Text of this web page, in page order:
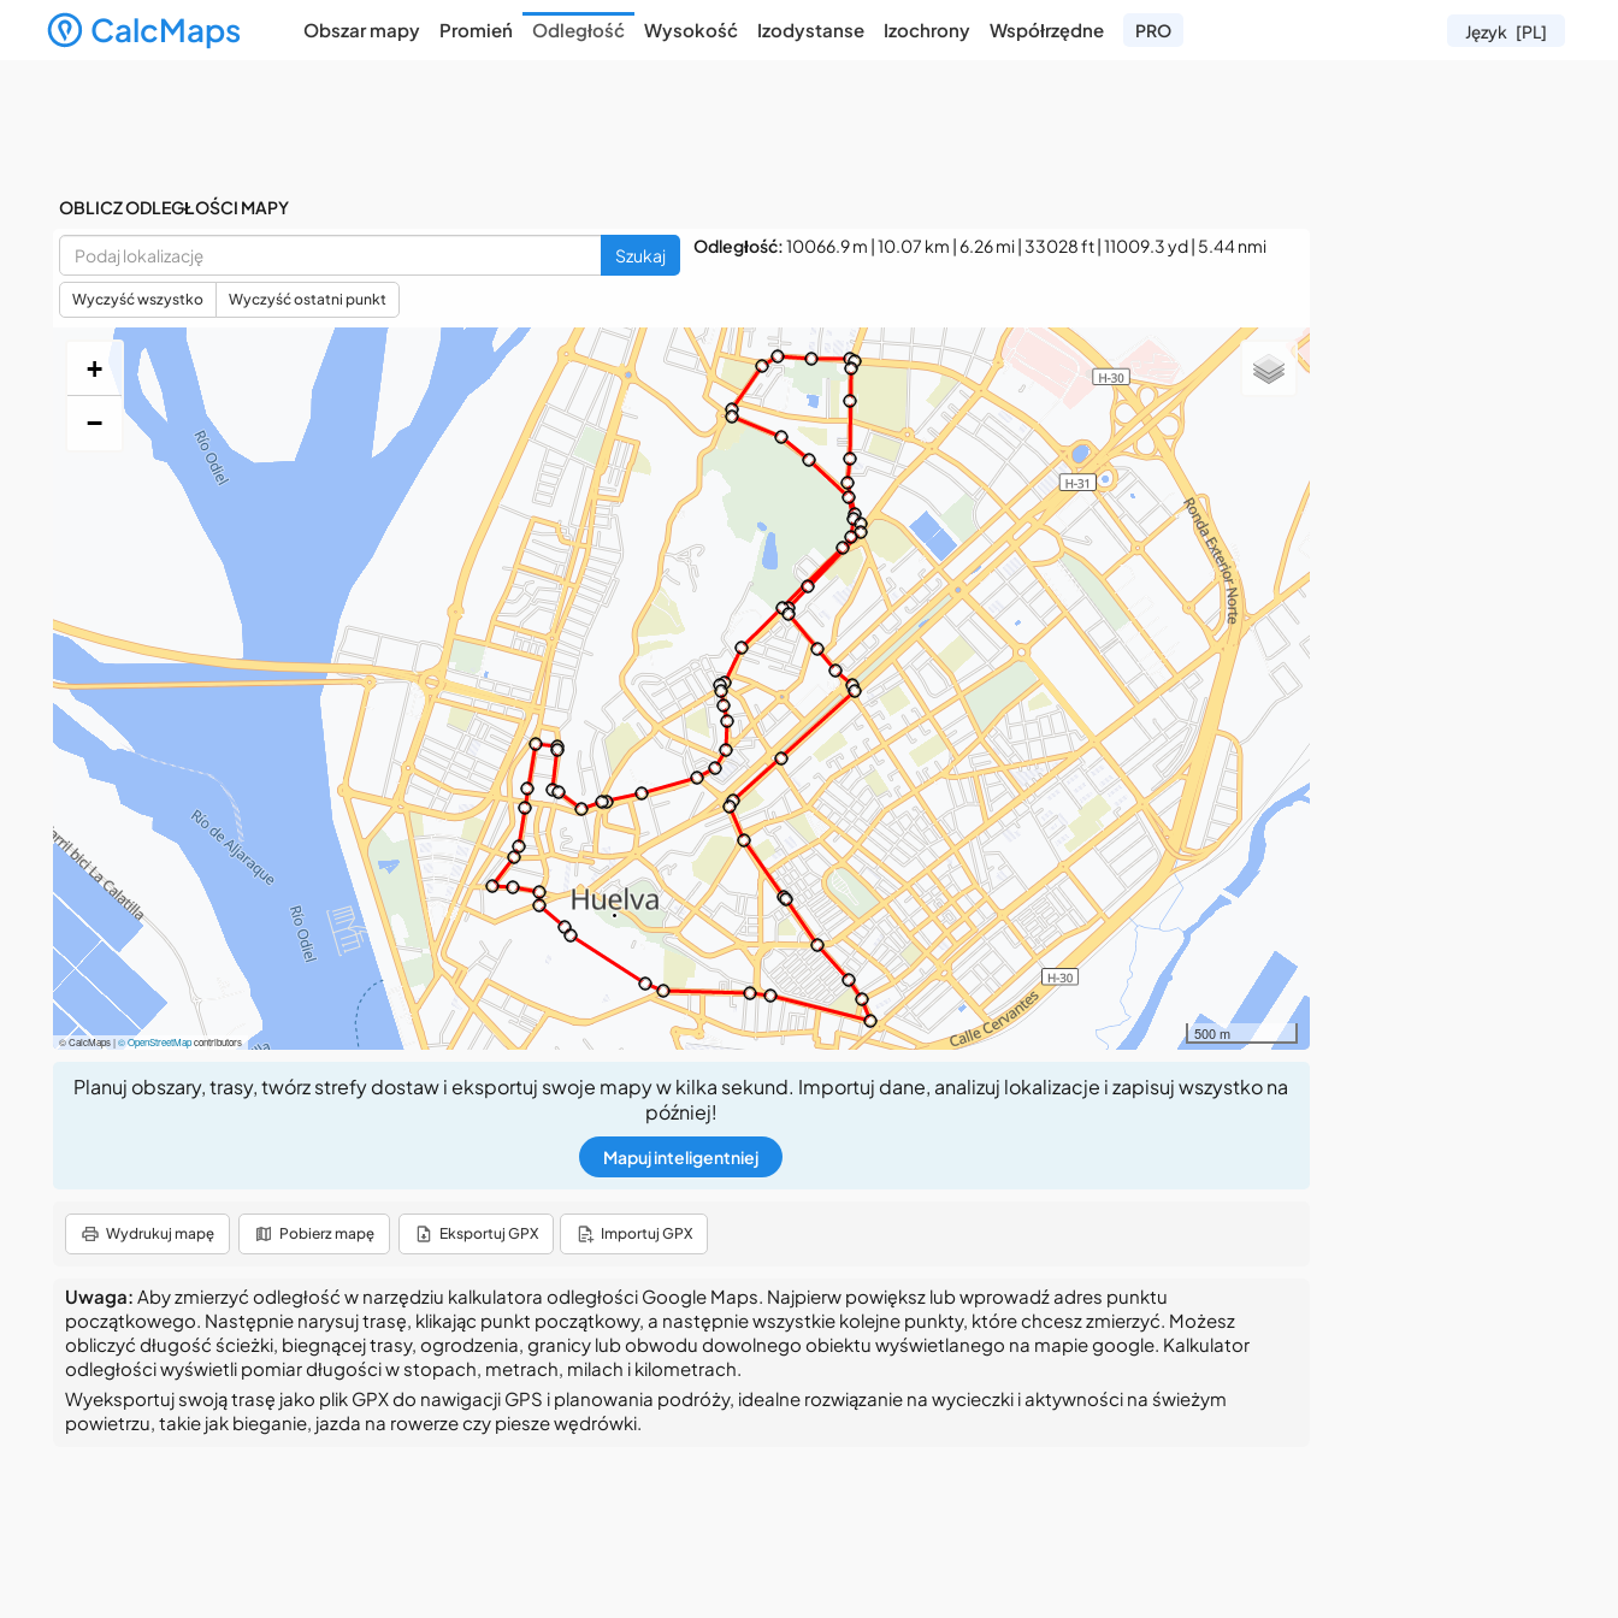
CalcMaps Język [PL]
Obszar mapy Promień Odległość Wysokość Izodystanse Izochrony Współrzędne PRO
OBLICZ ODLEGŁOŚCI MAPY
Szukaj
Wyczyść wszystko Wyczyść ostatni punkt
Odległość:10066.9 m | 10.07 km | 6.26 mi | 33028 ft | 11009.3 yd | 5.44 nmi
+
−
© CalcMaps |© OpenStreetMapcontributors 500 m
Planuj obszary, trasy, twórz strefy dostaw i eksportuj swoje mapy w kilka sekund. Importuj dane, analizuj lokalizacje i zapisuj wszystko na
później!
Mapuj inteligentniej
Wydrukuj mapę Pobierz mapę Eksportuj GPX Importuj GPX
Uwaga: Aby zmierzyć odległość w narzędziu kalkulatora odległości Google Maps. Najpierw powiększ lub wprowadź adres punktu
początkowego. Następnie narysuj trasę, klikając punkt początkowy, a następnie wszystkie kolejne punkty, które chcesz zmierzyć. Możesz
obliczyć długość ścieżki, biegnącej trasy, ogrodzenia, granicy lub obwodu dowolnego obiektu wyświetlanego na mapie google. Kalkulator
odległości wyświetli pomiar długości w stopach, metrach, milach i kilometrach.
Wyeksportuj swoją trasę jako plik GPX do nawigacji GPS i planowania podróży, idealne rozwiązanie na wycieczki i aktywności na świeżym
powietrzu, takie jak bieganie, jazda na rowerze czy piesze wędrówki.